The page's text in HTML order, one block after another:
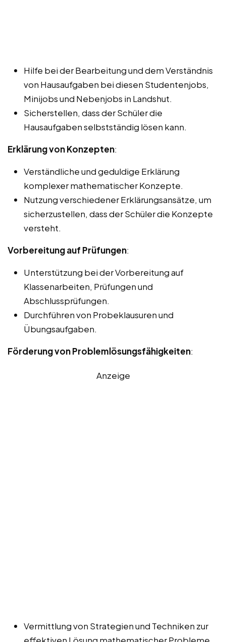
Hilfe bei der Bearbeitung und dem Verständnis
von Hausaufgaben bei diesen Studentenjobs,
Minijobs und Nebenjobs in Landshut.
Sicherstellen, dass der Schüler die
Hausaufgaben selbstständig lösen kann.
Erklärung von Konzepten:
Verständliche und geduldige Erklärung
komplexer mathematischer Konzepte.
Nutzung verschiedener Erklärungsansätze, um
sicherzustellen, dass der Schüler die Konzepte
versteht.
Vorbereitung auf Prüfungen:
Unterstützung bei der Vorbereitung auf
Klassenarbeiten, Prüfungen und
Abschlussprüfungen.
Durchführen von Probeklausuren und
Übungsaufgaben.
Förderung von Problemlösungsfähigkeiten:
Anzeige
Vermittlung von Strategien und Techniken zur
effektiven Lösung mathematischer Probleme.